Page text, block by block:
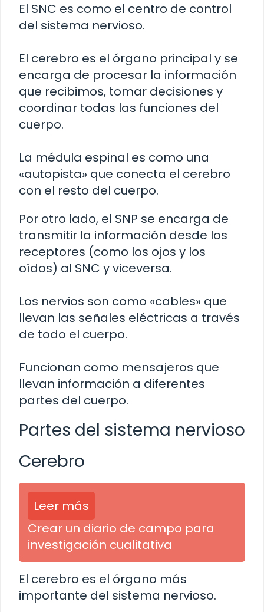
El SNC es como el centro de control
del sistema nervioso.
El cerebro es el órgano principal y se
encarga de procesar la información
que recibimos, tomar decisiones y
coordinar todas las funciones del
cuerpo.
La médula espinal es como una
«autopista» que conecta el cerebro
con el resto del cuerpo.
Por otro lado, el SNP se encarga de
transmitir la información desde los
receptores (como los ojos y los
oídos) al SNC y viceversa.
Los nervios son como «cables» que
llevan las señales eléctricas a través
de todo el cuerpo.
Funcionan como mensajeros que
llevan información a diferentes
partes del cuerpo.
Partes del sistema nervioso
Cerebro
Leer más
Crear un diario de campo para
investigación cualitativa
El cerebro es el órgano más
importante del sistema nervioso.